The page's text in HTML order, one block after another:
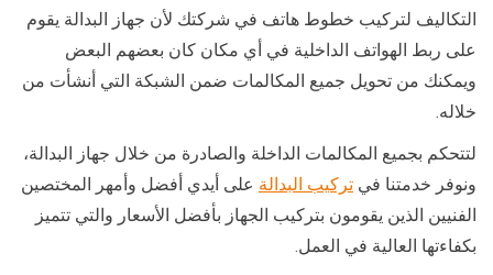
التكاليف لتركيب خطوط هاتف في شركتك لأن جهاز البدالة يقوم
على ربط الهواتف الداخلية في أي مكان كان بعضهم البعض
ويمكنك من تحويل جميع المكالمات ضمن الشبكة التي أنشأت من
خلاله.
لتتحكم بجميع المكالمات الداخلة والصادرة من خلال جهاز البدالة،
ونوفر خدمتنا في تركيب البدالة على أيدي أفضل وأمهر المختصين
الفنيين الذين يقومون بتركيب الجهاز بأفضل الأسعار والتي تتميز
بكفاءتها العالية في العمل.